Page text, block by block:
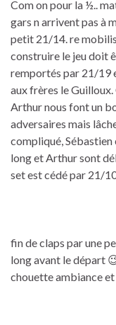
Com on pour la ½..
gars n arrivent pas à
petit 21/14. re
construire le jeu doit
remportés par 21/19
aux frères le
Arthur nous font un
adversaires mais
compliqué,
long et Arthur sont
set est cédé par 21/
fin de claps par une
long avant le départ
chouette ambiance